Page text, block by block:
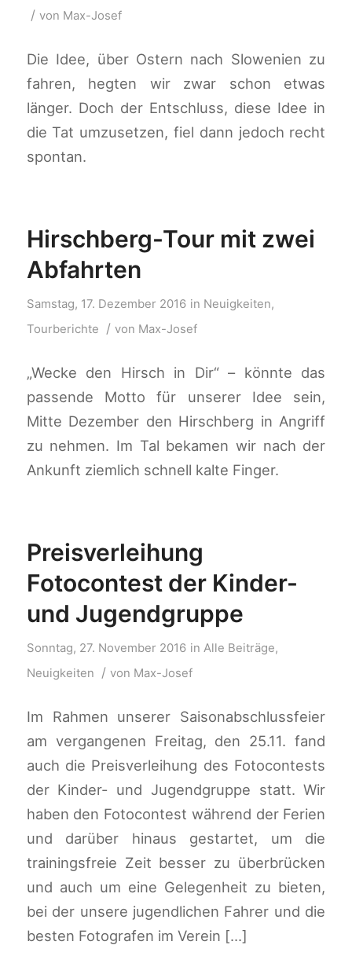
/ von Max-Josef
Die Idee, über Ostern nach Slowenien zu
fahren, hegten wir zwar schon etwas
länger. Doch der Entschluss, diese Idee in
die Tat umzusetzen, fiel dann jedoch recht
spontan.
Hirschberg-Tour mit zwei
Abfahrten
Samstag, 17. Dezember 2016 in Neuigkeiten,
Tourberichte
/ von Max-Josef
„Wecke den Hirsch in Dir“ – könnte das
passende Motto für unserer Idee sein,
Mitte Dezember den Hirschberg in Angriff
zu nehmen. Im Tal bekamen wir nach der
Ankunft ziemlich schnell kalte Finger.
Preisverleihung
Fotocontest der Kinder-
und Jugendgruppe
Sonntag, 27. November 2016 in Alle Beiträge,
Neuigkeiten
/ von Max-Josef
Im Rahmen unserer Saisonabschlussfeier
am vergangenen Freitag, den 25.11. fand
auch die Preisverleihung des Fotocontests
der Kinder- und Jugendgruppe statt. Wir
haben den Fotocontest während der Ferien
und darüber hinaus gestartet, um die
trainingsfreie Zeit besser zu überbrücken
und auch um eine Gelegenheit zu bieten,
bei der unsere jugendlichen Fahrer und die
besten Fotografen im Verein […]